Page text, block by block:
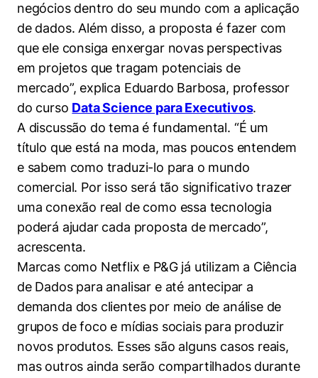
negócios dentro do seu mundo com a aplicação
de dados. Além disso, a proposta é fazer com
que ele consiga enxergar novas perspectivas
em projetos que tragam potenciais de
mercado”, explica Eduardo Barbosa, professor
do curso Data Science para Executivos.
A discussão do tema é fundamental. “É um
título que está na moda, mas poucos entendem
e sabem como traduzi-lo para o mundo
comercial. Por isso será tão significativo trazer
uma conexão real de como essa tecnologia
poderá ajudar cada proposta de mercado”,
acrescenta.
Marcas como Netflix e P&G já utilizam a Ciência
de Dados para analisar e até antecipar a
demanda dos clientes por meio de análise de
grupos de foco e mídias sociais para produzir
novos produtos. Esses são alguns casos reais,
mas outros ainda serão compartilhados durante
Cookies estritamente necessários
Cookies de preferências de usuário